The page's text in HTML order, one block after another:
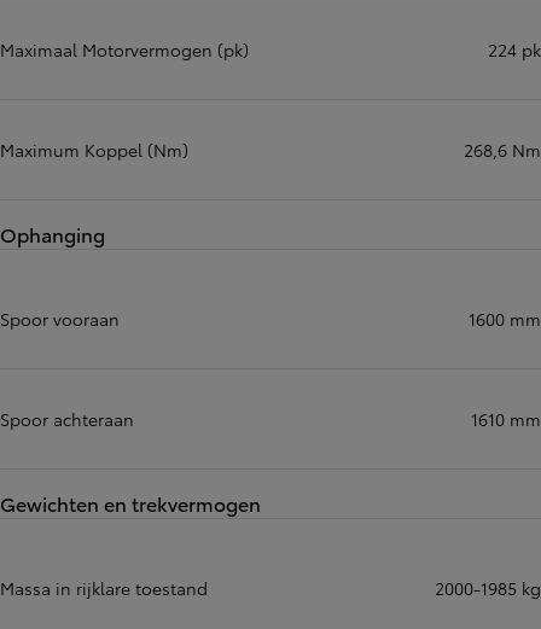
Maximaal Motorvermogen (pk) 224 pk
Maximum Koppel (Nm) 268,6 Nm
Ophanging
Spoor vooraan 1600 mm
Spoor achteraan 1610 mm
Gewichten en trekvermogen
Massa in rijklare toestand 2000-1985 kg